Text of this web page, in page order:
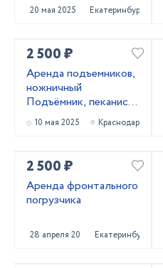
рублей
20 мая 2025 Екатеринбург
2 500 ₽
Аренда подъемников,
ножничный
Подъёмник, пеканиска
в аренду
10 мая 2025 Краснодар
2 500 ₽
Аренда фронтального
погрузчика
28 апреля 2025 Екатеринбург